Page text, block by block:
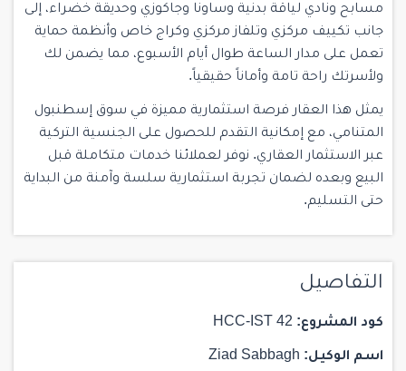
مسابح ونادي لياقة بدنية وساونا وجاكوزي وحديقة خضراء، إلى
جانب تكييف مركزي وتلفاز مركزي وكراج خاص وأنظمة حماية
تعمل على مدار الساعة طوال أيام الأسبوع، مما يضمن لك
ولأسرتك راحة تامة وأماناً حقيقياً.
يمثل هذا العقار فرصة استثمارية مميزة في سوق إسطنبول
المتنامي، مع إمكانية التقدم للحصول على الجنسية التركية
عبر الاستثمار العقاري. نوفر لعملائنا خدمات متكاملة قبل
البيع وبعده لضمان تجربة استثمارية سلسة وآمنة من البداية
حتى التسليم.
التفاصيل
كود المشروع:
اسم الوكيل: